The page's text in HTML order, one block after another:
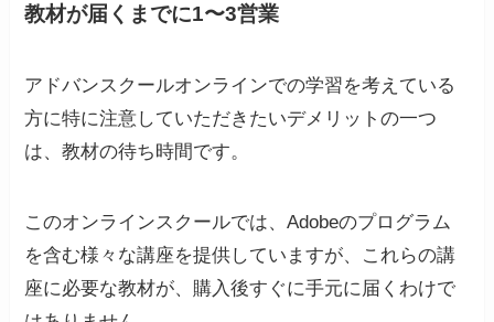
教材が届くまでに1〜3営業
アドバンスクールオンラインでの学習を考えている
方に特に注意していただきたいデメリットの一つ
は、教材の待ち時間です。
このオンラインスクールでは、Adobeのプログラム
を含む様々な講座を提供していますが、これらの講
座に必要な教材が、購入後すぐに手元に届くわけで